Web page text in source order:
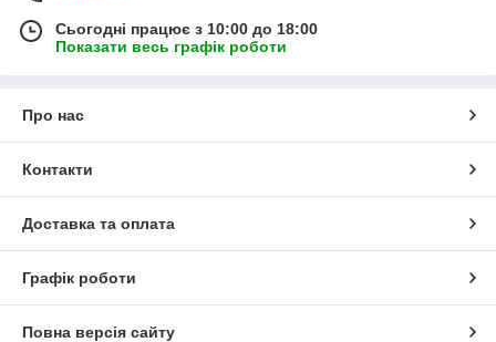
Сьогодні працює з 10:00 до 18:00
Показати весь графік роботи
Про нас
Контакти
Доставка та оплата
Графік роботи
Повна версія сайту